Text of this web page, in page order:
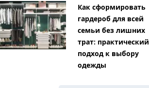
Как сформировать
гардероб для всей
семьи без лишних
трат: практический
подход к выбору
одежды